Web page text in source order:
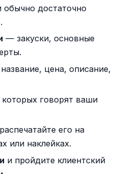
обычно достаточно
— закуски, основные
цена, описание,
которых говорят ваши
его на
или наклейках.
и пройдите клиентский